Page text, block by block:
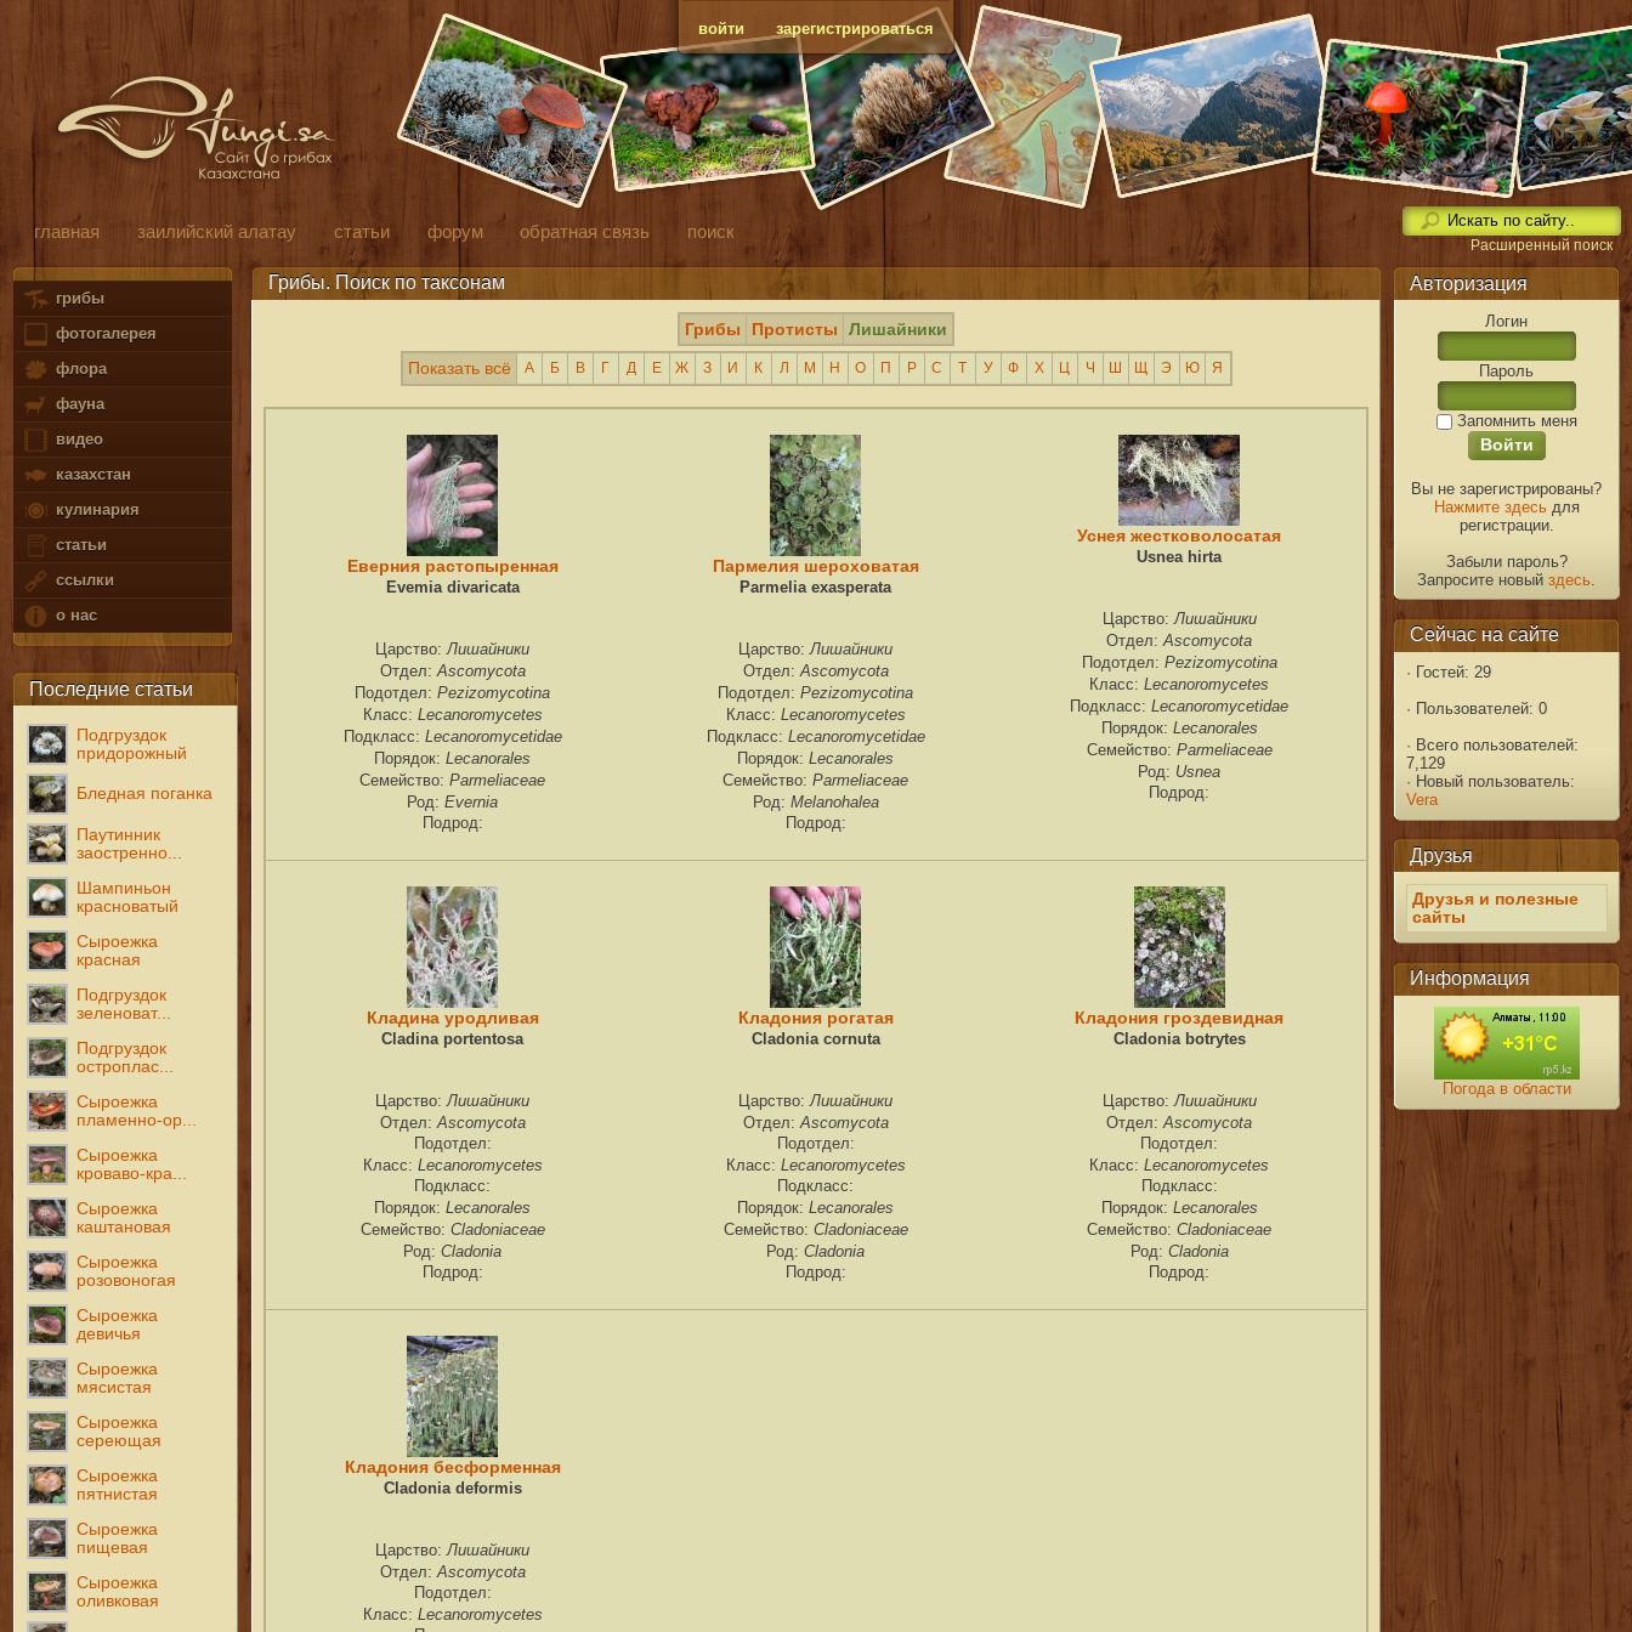
войти зарегистрироваться
главная заилийский алатау статьи форум обратная связь поиск
Расширенный поиск
грибы
фотогалерея
флора
фауна
видео
казахстан
кулинария
статьи
ссылки
о нас
Последние статьи
Подгруздок
придорожный
Бледная поганка
Паутинник
заостренно...
Шампиньон
красноватый
Сыроежка
красная
Подгруздок
зеленоват...
Подгруздок
остроплас...
Сыроежка
пламенно-ор...
Сыроежка
кроваво-кра...
Сыроежка
каштановая
Сыроежка
розовоногая
Сыроежка
девичья
Сыроежка
мясистая
Сыроежка
сереющая
Сыроежка
пятнистая
Сыроежка
пищевая
Сыроежка
оливковая
Авторизация
Логин
Пароль
Запомнить меня
Вы не зарегистрированы?
Нажмите здесьдля
регистрации.
Забыли пароль?
Запросите новыйздесь
Сейчас на сайте
· Гостей: 29
· Пользователей: 0
· Всего пользователей:
7,129
· Новый пользователь:
Vera
Друзья
Друзья и полезные
сайты
Информация
Погода в области
Грибы. Поиск по таксонам
Грибы Протисты Лишайники
Показать всё А Б В Г Д Е Ж З И К Л М Н О П Р С Т У Ф Х Ц Ч Ш Щ Э Ю Я
Еверния растопыренная
Evemia divaricata
Царство:Лишайники
Отдел:Ascomycota
Подотдел: Pezizomycotina
Класс: Lecanoromycetes
Подкласс: Lecanoromycetidae
Порядок: Lecanorales
Семейство: Parmeliaceae
Род: Evernia
Подрод:
Пармелия шероховатая
Parmelia exasperata
Царство:Лишайники
Отдел:Ascomycota
Подотдел: Pezizomycotina
Класс: Lecanoromycetes
Подкласс: Lecanoromycetidae
Порядок: Lecanorales
Семейство: Parmeliaceae
Род: Melanohalea
Подрод:
Уснея жестковолосатая
Usnea hirta
Царство:Лишайники
Отдел:Ascomycota
Подотдел: Pezizomycotina
Класс: Lecanoromycetes
Подкласс: Lecanoromycetidae
Порядок: Lecanorales
Семейство: Parmeliaceae
Род: Usnea
Подрод:
Кладина уродливая
Cladina portentosa
Царство:Лишайники
Отдел:Ascomycota
Подотдел:
Класс: Lecanoromycetes
Подкласс:
Порядок: Lecanorales
Семейство: Cladoniaceae
Род: Cladonia
Подрод:
Кладония рогатая
Cladonia cornuta
Царство:Лишайники
Отдел:Ascomycota
Подотдел:
Класс: Lecanoromycetes
Подкласс:
Порядок: Lecanorales
Семейство: Cladoniaceae
Род: Cladonia
Подрод:
Кладония гроздевидная
Cladonia botrytes
Царство:Лишайники
Отдел:Ascomycota
Подотдел:
Класс: Lecanoromycetes
Подкласс:
Порядок: Lecanorales
Семейство: Cladoniaceae
Род: Cladonia
Подрод:
Кладония бесформенная
Cladonia deformis
Царство:Лишайники
Отдел:Ascomycota
Подотдел:
Класс: Lecanoromycetes